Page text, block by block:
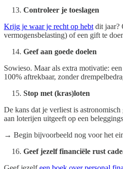
Controleer je toeslagen
Krijg je waar je recht op hebt dit jaar?
vermogensbelasting) of een gift te
Geef aan goede doelen
Sowieso. Maar als extra motivatie:
100% aftrekbaar, zonder
Stop met (kras)loten
De kans dat je verliest is
aan loterijen uitgeeft op een
→ Begin bijvoorbeeld nog voor het
Geef jezelf financiële rust